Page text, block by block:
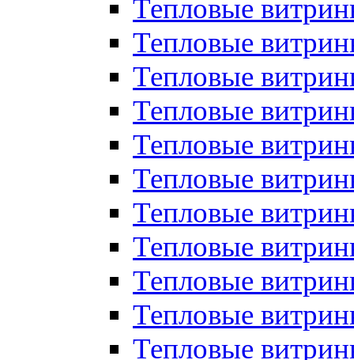
Тепловые
Тепловые
Тепловые
Тепловые
Тепловые
Тепловые
Тепловые
Тепловые
Тепловые
Тепловые
Тепловые